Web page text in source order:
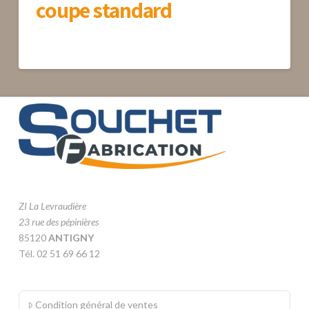
coupe standard
ZI La Levraudière
23 rue des pépinières
85120ANTIGNY
Tél. 02 51 69 66 12
Condition général de ventes